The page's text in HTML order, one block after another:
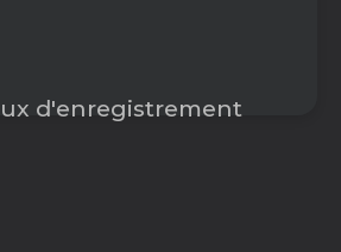
d'enregistrement